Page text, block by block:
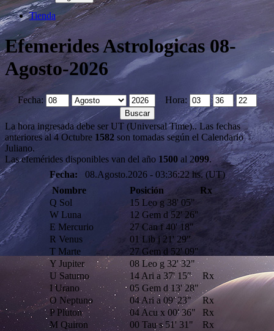
Tienda
Efemerides Astrologicas 08-
Agosto-2026
Fecha: Hora:
La hora ingresada debe ser UT (Universal Time).. Las fechas
anteriores al 4 Octubre 1582 son tomadas según el Calendario
Juliano.
Las efemérides disponibles van del año 1500 al 2099.
Fecha: 08.Agosto.2026 - 03:36:22 hs. (UT)
Nombre
Posición
Rx
Q Sol 15 Leo g 38' 05"
WLuna 12 Gem d 52' 26"
E Mercurio 27 Canf40' 18"
R Venus 01 Lib j 21' 29"
TMarte 27 Gem d 52' 09"
YJupiter 08 Leo g 32' 32"
USaturno 14 Ari a 37' 15"
Rx
IUrano 05 Gemd13' 28"
O Neptuno 04 Ari a 09' 23"
Rx
PPluton 04 Acux 00' 36"
Rx
MQuiron 00 Taus51' 31"
Rx